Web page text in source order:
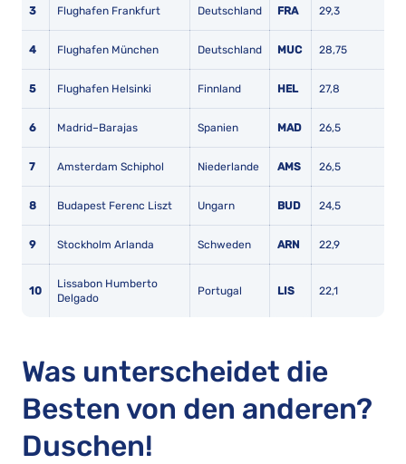
3 Flughafen Frankfurt Deutschland FRA 29,3
4 Flughafen München Deutschland MUC 28,75
5 Flughafen Helsinki Finnland HEL 27,8
6 Madrid–Barajas Spanien MAD 26,5
7 Amsterdam Schiphol Niederlande AMS 26,5
8 Budapest Ferenc Liszt Ungarn BUD 24,5
9 Stockholm Arlanda Schweden ARN 22,9
10
Lissabon Humberto
Delgado
Portugal LIS 22,1
Was unterscheidet die
Besten von den anderen?
Duschen!